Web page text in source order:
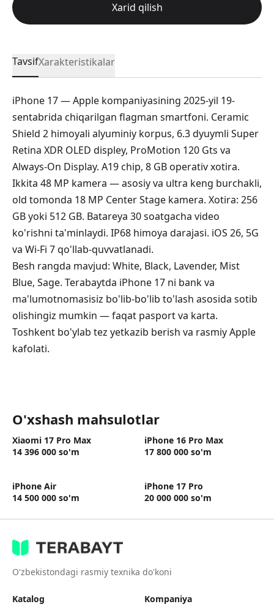
Xarid qilish
TavsifXarakteristikalar
iPhone 17 — Apple kompaniyasining 2025-yil 19-
sentabrida chiqarilgan flagman smartfoni. Ceramic
Shield 2 himoyali alyuminiy korpus, 6.3 dyuymli Super
Retina XDR OLED displey, ProMotion 120 Gts va
Always-On Display. A19 chip, 8 GB operativ xotira.
Ikkita 48 MP kamera — asosiy va ultra keng burchakli,
old tomonda 18 MP Center Stage kamera. Xotira: 256
GB yoki 512 GB. Batareya 30 soatgacha video
ko'rishni ta'minlaydi. IP68 himoya darajasi. iOS 26, 5G
va Wi-Fi 7 qo'llab-quvvatlanadi.
Besh rangda mavjud: White, Black, Lavender, Mist
Blue, Sage. Terabaytda iPhone 17 ni bank va
ma'lumotnomasisiz bo'lib-bo'lib to'lash asosida sotib
olishingiz mumkin — faqat pasport va karta.
Toshkent bo'ylab tez yetkazib berish va rasmiy Apple
kafolati.
O'xshash mahsulotlar
Xiaomi 17 Pro Max
14 396 000 so'm
iPhone 16 Pro Max
17 800 000 so'm
iPhone Air
14 500 000 so'm
iPhone 17 Pro
20 000 000 so'm
O'zbekistondagi rasmiy texnika do'koni
Katalog Kompaniya